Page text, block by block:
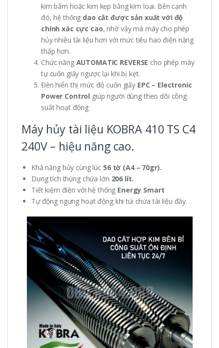
kim bấm hoặc kim kẹp bằng kim loại. Bên cạnh
đó, hệ thống dao cắt được sản xuất với độ
chính xác cực cao, nhờ vậy mà máy cho phép
hủy nhiều tài liệu hơn với mức tiêu hao điện năng
thấp hơn.
Chức năng AUTOMATIC REVERSE cho phép máy
tự cuốn giấy ngược lại khi bị kẹt.
Đèn hiển thị mức độ cuốn giấy EPC – Electronic
Power Control giúp người dùng theo dõi công
suất hoạt động
Máy hủy tài liệu KOBRA 410 TS C4
240V – hiệu năng cao.
Khả năng hủy cùng lúc 56 tờ (A4 – 70gr).
Dung tích thùng chứa lớn 206 lít.
Tiết kiệm điện với hệ thống Energy Smart
Tự động ngưng hoạt động khi túi chứa tài liệu đầy.